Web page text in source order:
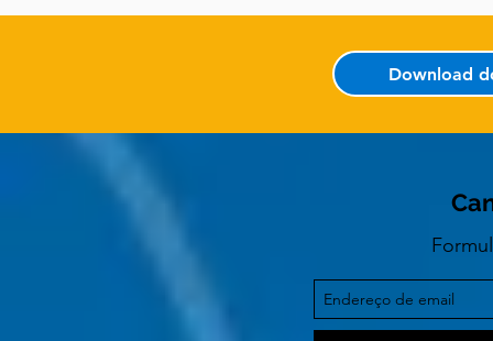
Download